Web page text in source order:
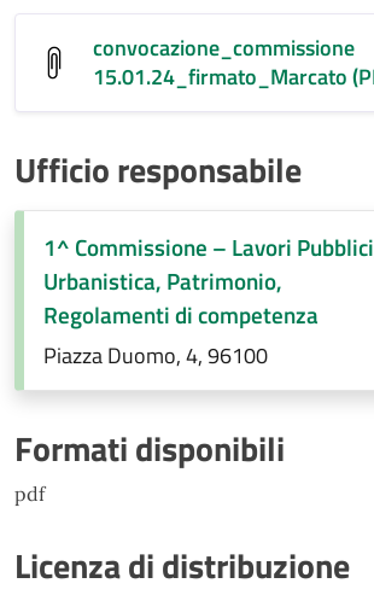
convocazione_commissione
15.01.24_firmato_Marcato
Ufficio responsabile
1^ Commissione – Lavori
Urbanistica, Patrimonio,
Regolamenti di competenza
Piazza Duomo, 4, 96100
Formati disponibili
pdf
Licenza di distribuzione